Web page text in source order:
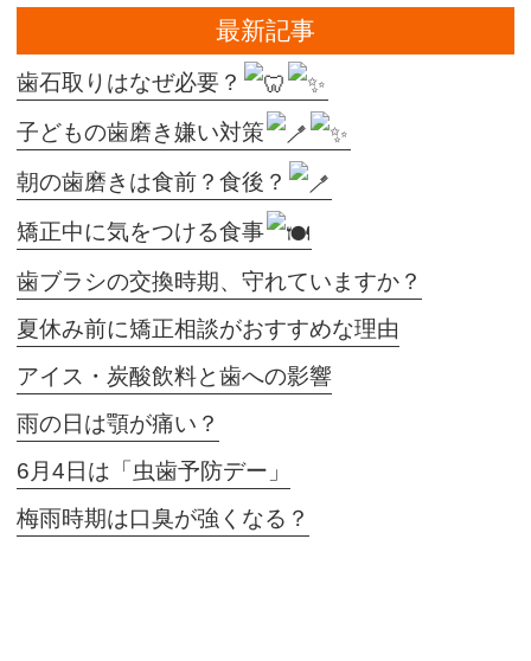
最新記事
歯石取りはなぜ必要？
子どもの歯磨き嫌い対策
朝の歯磨きは食前？食後？
矯正中に気をつける食事
歯ブラシの交換時期、守れていますか？
夏休み前に矯正相談がおすすめな理由
アイス・炭酸飲料と歯への影響
雨の日は顎が痛い？
6月4日は「虫歯予防デー」
梅雨時期は口臭が強くなる？